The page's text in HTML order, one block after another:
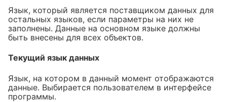
Язык, который является поставщиком данных для
остальных языков, если параметры на них не
заполнены. Данные на основном языке должны
быть внесены для всех объектов.
Текущий язык данных
Язык, на котором в данный момент отображаются
данные. Выбирается пользователем в интерфейсе
программы.